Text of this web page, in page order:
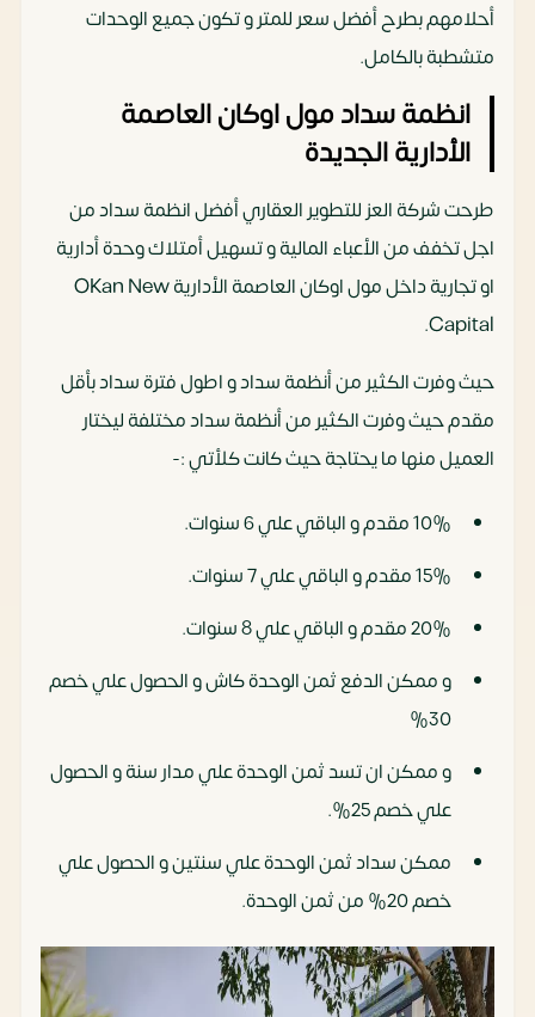
أحلامهم بطرح أفضل سعر للمتر و تكون جميع الوحدات
متشطبة بالكامل.
انظمة سداد مول اوكان العاصمة
الأدارية الجديدة
طرحت شركة العز للتطوير العقاري أفضل انظمة سداد من
اجل تخفف من الأعباء المالية و تسهيل أمتلاك وحدة أدارية
او تجارية داخل مول اوكان العاصمة الأدارية OKan New
Capital.
حيث وفرت الكثير من أنظمة سداد و اطول فترة سداد بأقل
مقدم حيث وفرت الكثير من أنظمة سداد مختلفة ليختار
العميل منها ما يحتاجة حيث كانت كلأتي :-
10% مقدم و الباقي علي 6 سنوات.
15% مقدم و الباقي علي 7 سنوات.
20% مقدم و الباقي علي 8 سنوات.
و ممكن الدفع ثمن الوحدة كاش و الحصول علي خصم
30%
و ممكن ان تسد ثمن الوحدة علي مدار سنة و الحصول
علي خصم 25%.
ممكن سداد ثمن الوحدة علي سنتين و الحصول علي
خصم 20% من ثمن الوحدة.